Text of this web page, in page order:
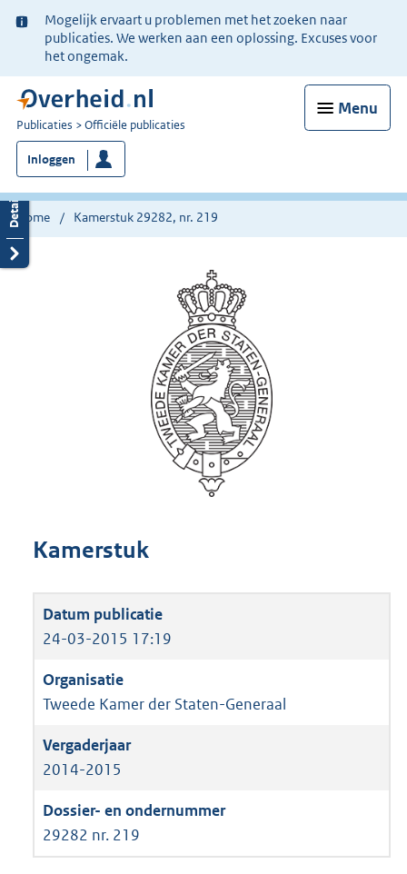
Ter
informatie:
Mogelijk ervaart u problemen met het zoeken naar
publicaties. We werken aan een oplossing. Excuses voor
het ongemak.
Menu
U
bent
nu
hier:
Publicaties Officiële publicaties
Inloggen
Home Kamerstuk 29282, nr. 219
Kamerstuk
24-03-2015 17:19
Tweede Kamer der Staten-Generaal
2014-2015
29282 nr. 219